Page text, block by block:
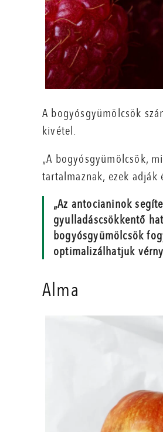
A bogyósgyümölcsök
kivétel.
„A bogyósgyümölcsök,
tartalmaznak, ezek adják
„Az antocianinok
gyulladáscsökkentő
bogyósgyümölcsök
optimalizálhatjuk
Alma